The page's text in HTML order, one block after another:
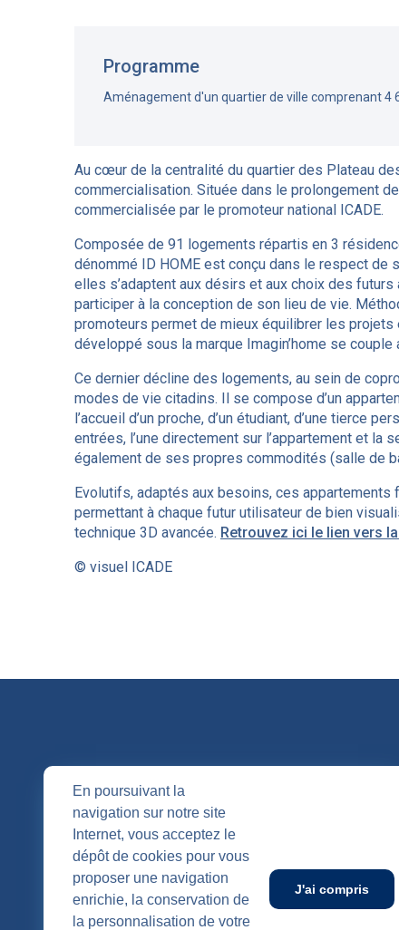
En poursuivant la
navigation sur notre site
Internet, vous acceptez le
dépôt de cookies pour vous
proposer une navigation
enrichie, la conservation de
la personnalisation de votre
J'ai compris
Programme
Aménagement d'un quartier de ville comprenant 4
Au cœur de la centralité du quartier des Plateau
commercialisation. Située dans le prolongement
commercialisée par le promoteur national ICADE.
Composée de 91 logements répartis en 3
dénommé ID HOME est conçu dans le respect de
elles s’adaptent aux désirs et aux choix des
participer à la conception de son lieu de vie.
promoteurs permet de mieux équilibrer les
développé sous la marque Imagin’home se
Ce dernier décline des logements, au sein de
modes de vie citadins. Il se compose d’un
l’accueil d’un proche, d’un étudiant, d’une tierce
entrées, l’une directement sur l’appartement et
également de ses propres commodités (salle de
Evolutifs, adaptés aux besoins, ces appartements
permettant à chaque futur utilisateur de bien
technique 3D avancée. Retrouvez ici le lien vers
© visuel ICADE
SUIVEZ-NOUS
QUI
Nos